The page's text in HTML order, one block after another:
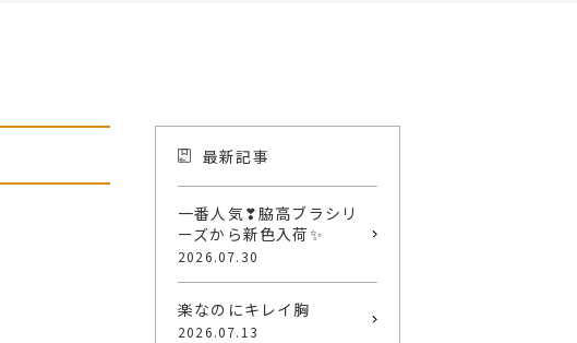
最新記事
一番人気❣脇高ブラシリ
ーズから新色入荷✨
2026.07.30
楽なのにキレイ胸
2026.07.13